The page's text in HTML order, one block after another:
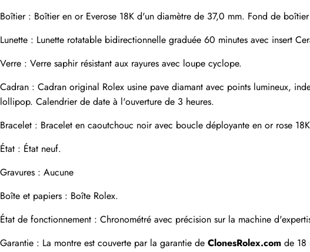
Boîtier : Boîtier en or Everose 18K d'un diamètre de 37,0 mm. Fond de
Lunette : Lunette rotatable bidirectionnelle graduée 60 minutes avec insert
Verre : Verre saphir résistant aux rayures avec loupe cyclope.
Cadran : Cadran original Rolex usine pave diamant avec points lumineux,
lollipop. Calendrier de date à l'ouverture de 3 heures.
Bracelet : Bracelet en caoutchouc noir avec boucle déployante en or rose
État : État neuf.
Gravures : Aucune
Boîte et papiers : Boîte Rolex.
État de fonctionnement : Chronométré avec précision sur la machine
Garantie : La montre est couverte par la garantie de ClonesRolex.com de 18
Téléphone